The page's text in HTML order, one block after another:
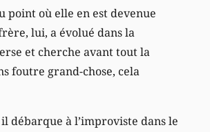
point où elle en est devenue
lui, a évolué dans la
et cherche avant tout la
foutre grand-chose, cela
débarque à l’improviste dans le